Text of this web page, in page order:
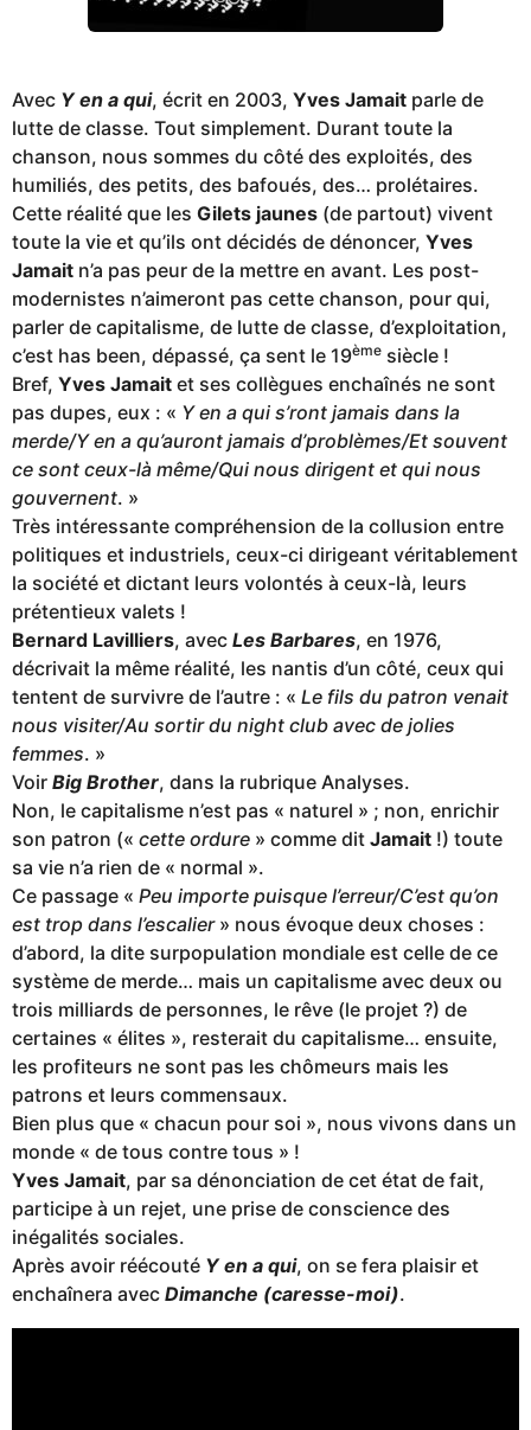
Avec Y en a qui, écrit en 2003, Yves Jamait parle de
lutte de classe. Tout simplement. Durant toute la
chanson, nous sommes du côté des exploités, des
humiliés, des petits, des bafoués, des… prolétaires.
Cette réalité que les Gilets jaunes (de partout) vivent
toute la vie et qu’ils ont décidés de dénoncer, Yves
Jamait n’a pas peur de la mettre en avant. Les post-
modernistes n’aimeront pas cette chanson, pour qui,
parler de capitalisme, de lutte de classe, d’exploitation,
c’est has been, dépassé, ça sent le 19ème siècle !
Bref, Yves Jamait et ses collègues enchaînés ne sont
pas dupes, eux : « Y en a qui s’ront jamais dans la
merde/Y en a qu’auront jamais d’problèmes/Et souvent
ce sont ceux-là même/Qui nous dirigent et qui nous
gouvernent. »
Très intéressante compréhension de la collusion entre
politiques et industriels, ceux-ci dirigeant véritablement
la société et dictant leurs volontés à ceux-là, leurs
prétentieux valets !
Bernard Lavilliers, avec Les Barbares, en 1976,
décrivait la même réalité, les nantis d’un côté, ceux qui
tentent de survivre de l’autre : « Le fils du patron venait
nous visiter/Au sortir du night club avec de jolies
femmes. »
Voir Big Brother, dans la rubrique Analyses.
Non, le capitalisme n’est pas « naturel » ; non, enrichir
son patron (« cette ordure » comme dit Jamait !) toute
sa vie n’a rien de « normal ».
Ce passage « Peu importe puisque l’erreur/C’est qu’on
est trop dans l’escalier» nous évoque deux choses :
d’abord, la dite surpopulation mondiale est celle de ce
système de merde… mais un capitalisme avec deux ou
trois milliards de personnes, le rêve (le projet ?) de
certaines « élites », resterait du capitalisme… ensuite,
les profiteurs ne sont pas les chômeurs mais les
patrons et leurs commensaux.
Bien plus que « chacun pour soi », nous vivons dans un
monde « de tous contre tous » !
Yves Jamait, par sa dénonciation de cet état de fait,
participe à un rejet, une prise de conscience des
inégalités sociales.
Après avoir réécouté Y en a qui, on se fera plaisir et
enchaînera avec Dimanche (caresse-moi).